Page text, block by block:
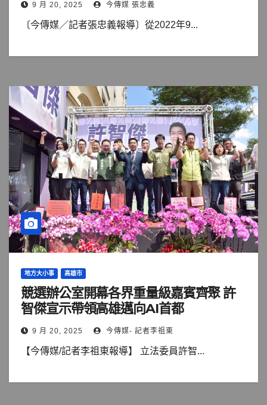
9 月 20, 2025 今傳媒 張忠義
〔今傳媒／記者張忠義報導〕從2022年9...
地方大小事 高雄市
競選辦公室開幕各界重量級嘉賓齊聚 許
智傑宣示帶領高雄邁向AI首都
9 月 20, 2025 今傳媒- 記者李祖東
【今傳媒/記者李祖東報導】 立法委員許智...